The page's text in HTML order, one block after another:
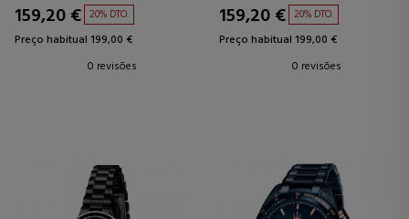
159,20 € 20% DTO.
Preço habitual 199,00 €
0 revisões
159,20 € 20% DTO.
Preço habitual 199,00 €
0 revisões